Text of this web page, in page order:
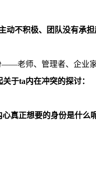
动不积极、团队没有承
——老师、管理者、企业
关于ta内在冲突的探讨：
真正想要的身份是什么